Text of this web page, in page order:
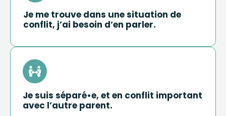
Je me trouve dans une situation de
conflit, j’ai besoin d’en parler.
Je suis séparé•e, et en conflit important
avec l’autre parent.